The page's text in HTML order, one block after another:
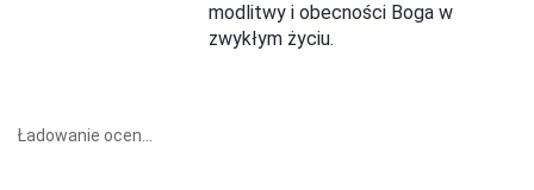
modlitwy i obecności Boga w
zwykłym życiu.
Ładowanie ocen...